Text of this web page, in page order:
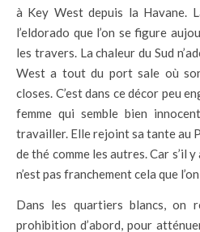
à Key West depuis la Havane.
l’eldorado que l’on se figure
les travers. La chaleur du Sud
West a tout du port sale où
closes. C’est dans ce décor peu
femme qui semble bien
travailler. Elle rejoint sa tante au
de thé comme les autres. Car s’il
n’est pas franchement cela que
Dans les quartiers blancs, on
prohibition d’abord, pour